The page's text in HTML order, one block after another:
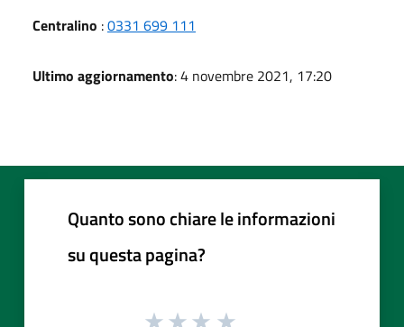
Centralino :0331 699 111
Ultimo aggiornamento: 4 novembre 2021, 17:20
Quanto sono chiare le informazioni
su questa pagina?